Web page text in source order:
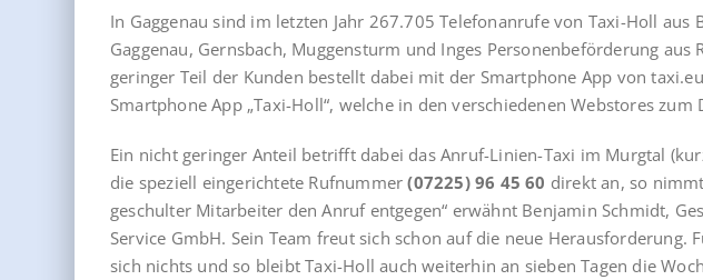
In Gaggenau sind im letzten Jahr 267.705 Telefonanrufe von Taxi-Holl aus
Gaggenau, Gernsbach, Muggensturm und Inges Personenbeförderung aus
geringer Teil der Kunden bestellt dabei mit der Smartphone App von
Smartphone App „Taxi-Holl“, welche in den verschiedenen Webstores
Ein nicht geringer Anteil betrifft dabei das Anruf-Linien-Taxi im Murgtal
die speziell eingerichtete Rufnummer(07225) 96 45 60 direkt an, so
geschulter Mitarbeiter den Anruf entgegen“ erwähnt Benjamin Schmidt,
Service GmbH. Sein Team freut sich schon auf die neue Herausforderung.
sich nichts und so bleibt Taxi-Holl auch weiterhin an sieben Tagen die